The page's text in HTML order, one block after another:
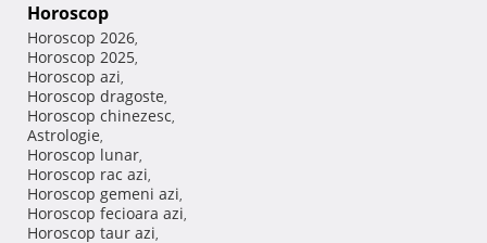
Horoscop
Horoscop 2026,
Horoscop 2025,
Horoscop azi,
Horoscop dragoste,
Horoscop chinezesc,
Astrologie,
Horoscop lunar,
Horoscop rac azi,
Horoscop gemeni azi,
Horoscop fecioara azi,
Horoscop taur azi,